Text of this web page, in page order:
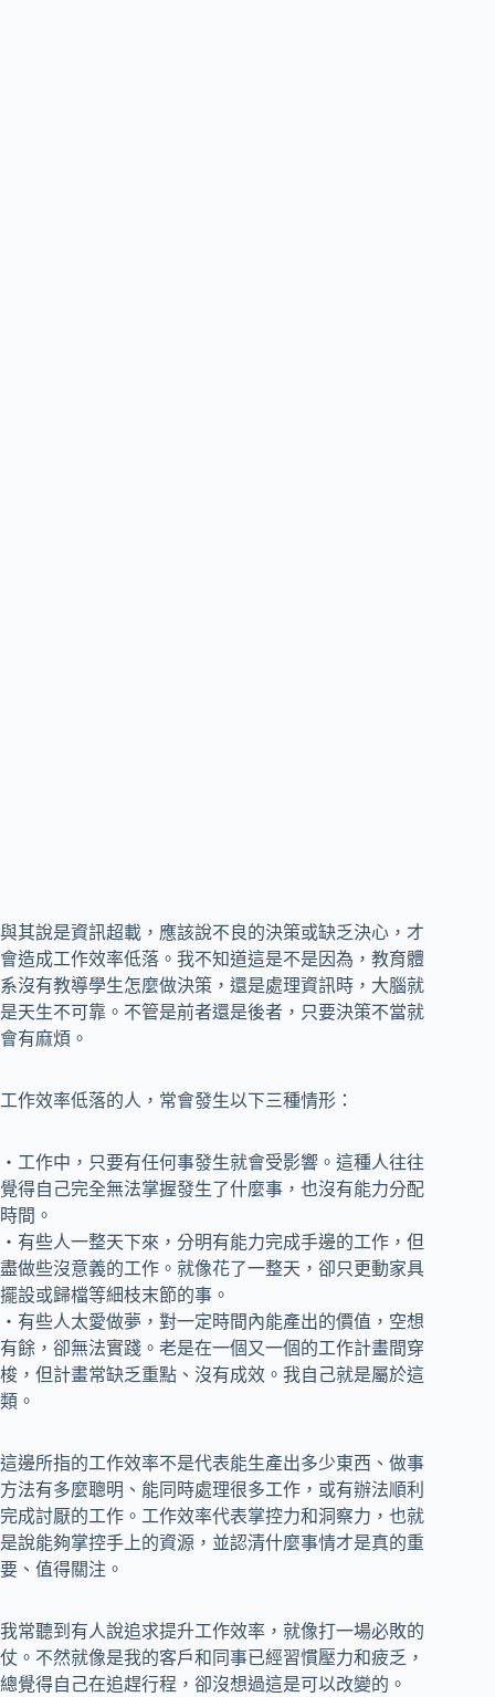
與其說是資訊超載，應該說不良的決策或缺乏決心，才
會造成工作效率低落。我不知道這是不是因為，教育體
系沒有教導學生怎麼做決策，還是處理資訊時，大腦就
是天生不可靠。不管是前者還是後者，只要決策不當就
會有麻煩。
工作效率低落的人，常會發生以下三種情形：
‧工作中，只要有任何事發生就會受影響。這種人往往
覺得自己完全無法掌握發生了什麼事，也沒有能力分配
時間。
‧有些人一整天下來，分明有能力完成手邊的工作，但
盡做些沒意義的工作。就像花了一整天，卻只更動家具
擺設或歸檔等細枝末節的事。
‧有些人太愛做夢，對一定時間內能產出的價值，空想
有餘，卻無法實踐。老是在一個又一個的工作計畫間穿
梭，但計畫常缺乏重點、沒有成效。我自己就是屬於這
類。
這邊所指的工作效率不是代表能生產出多少東西、做事
方法有多麼聰明、能同時處理很多工作，或有辦法順利
完成討厭的工作。工作效率代表掌控力和洞察力，也就
是說能夠掌控手上的資源，並認清什麼事情才是真的重
要、值得關注。
我常聽到有人說追求提升工作效率，就像打一場必敗的
仗。不然就像是我的客戶和同事已經習慣壓力和疲乏，
總覺得自己在追趕行程，卻沒想過這是可以改變的。